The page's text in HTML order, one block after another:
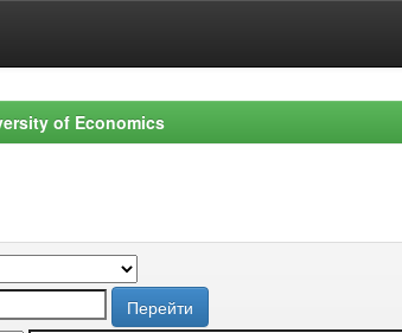
of Economics